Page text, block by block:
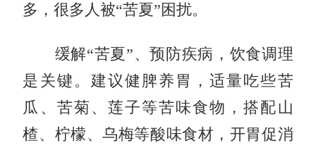
多，很多人被“苦夏”困扰。
缓解“苦夏”、预防疾病，饮食调理
是关键。建议健脾养胃，适量吃些苦
瓜、苦菊、莲子等苦味食物，搭配山
楂、柠檬、乌梅等酸味食材，开胃促消